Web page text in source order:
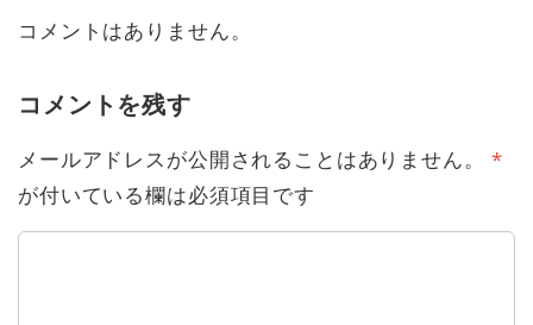
コメントはありません。
コメントを残す
メールアドレスが公開されることはありません。
*
が付いている欄は必須項目です